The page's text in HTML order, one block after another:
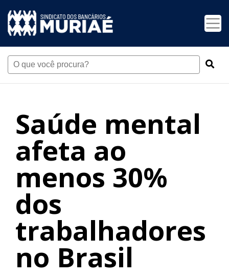
Saúde mental
afeta ao
menos 30%
dos
trabalhadores
no Brasil